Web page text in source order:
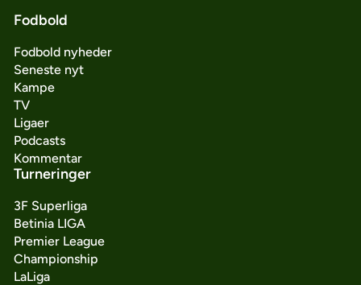
Fodbold
Fodbold nyheder
Seneste nyt
Kampe
TV
Ligaer
Podcasts
Kommentar
Turneringer
3F Superliga
Betinia LIGA
Premier League
Championship
LaLiga